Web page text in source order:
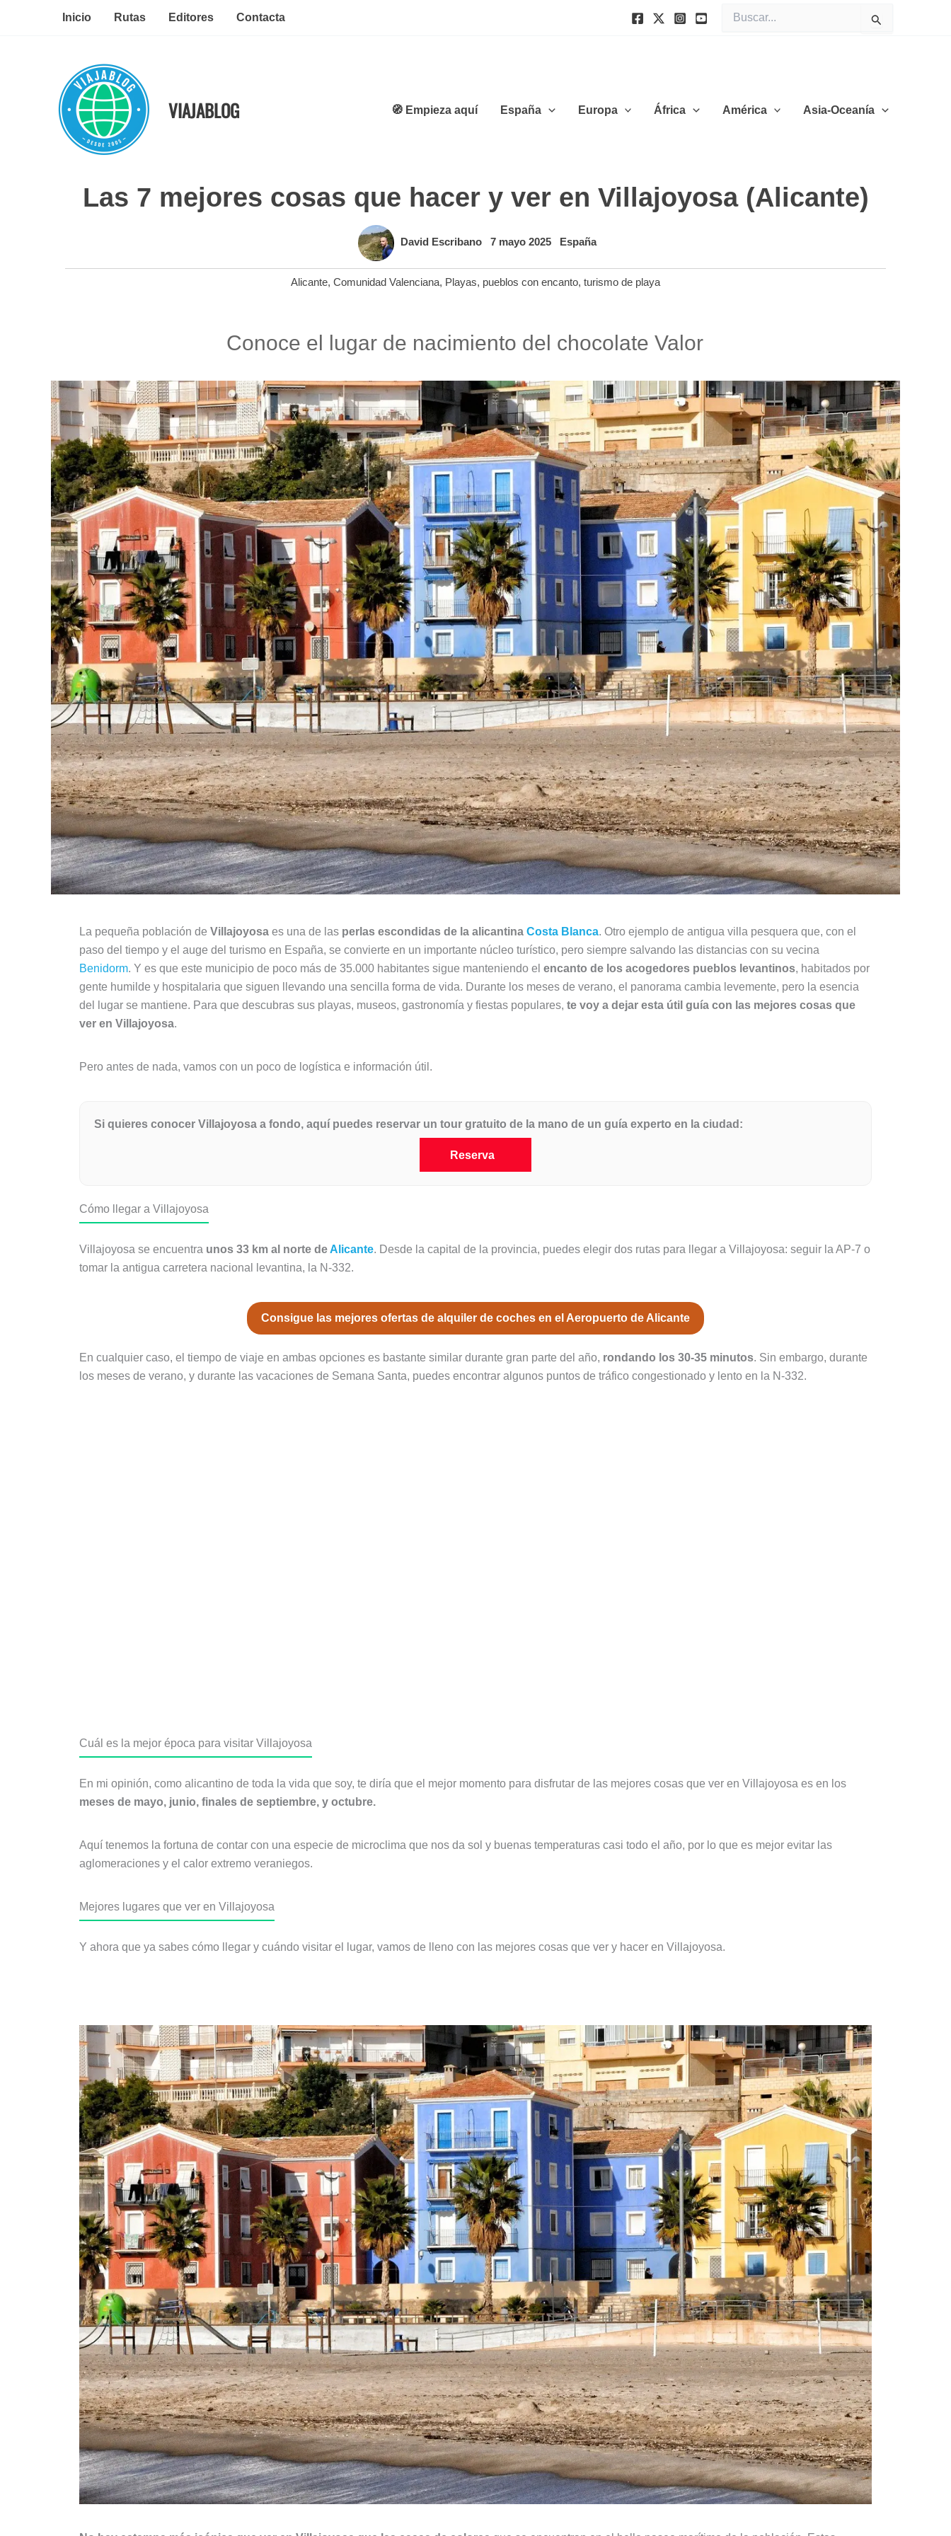
Inicio Rutas Editores Contacta
por:
VIAJABLOG 🧭 Empieza aquí España Europa África América Asia-Oceanía
Las 7 mejores cosas que hacer y ver en Villajoyosa (Alicante)
David Escribano 7 mayo 2025 España
Alicante, Comunidad Valenciana, Playas, pueblos con encanto, turismo de playa
Conoce el lugar de nacimiento del chocolate Valor
La pequeña población de Villajoyosa es una de las perlas escondidas de la alicantina Costa Blanca. Otro ejemplo de antigua villa pesquera que, con el
paso del tiempo y el auge del turismo en España, se convierte en un importante núcleo turístico, pero siempre salvando las distancias con su vecina
Benidorm. Y es que este municipio de poco más de 35.000 habitantes sigue manteniendo el encanto de los acogedores pueblos levantinos, habitados por
gente humilde y hospitalaria que siguen llevando una sencilla forma de vida. Durante los meses de verano, el panorama cambia levemente, pero la esencia
del lugar se mantiene. Para que descubras sus playas, museos, gastronomía y fiestas populares, te voy a dejar esta útil guía con las mejores cosas que
ver en Villajoyosa.
Pero antes de nada, vamos con un poco de logística e información útil.
Si quieres conocer Villajoyosa a fondo, aquí puedes reservar un tour gratuito de la mano de un guía experto en la ciudad:
Reserva
Cómo llegar a Villajoyosa
Villajoyosa se encuentra unos 33 km al norte de Alicante. Desde la capital de la provincia, puedes elegir dos rutas para llegar a Villajoyosa: seguir la AP-7 o
tomar la antigua carretera nacional levantina, la N-332.
Consigue las mejores ofertas de alquiler de coches en el Aeropuerto de Alicante
En cualquier caso, el tiempo de viaje en ambas opciones es bastante similar durante gran parte del año, rondando los 30-35 minutos. Sin embargo, durante
los meses de verano, y durante las vacaciones de Semana Santa, puedes encontrar algunos puntos de tráfico congestionado y lento en la N-332.
Cuál es la mejor época para visitar Villajoyosa
En mi opinión, como alicantino de toda la vida que soy, te diría que el mejor momento para disfrutar de las mejores cosas que ver en Villajoyosa es en los
meses de mayo, junio, finales de septiembre, y octubre.
Aquí tenemos la fortuna de contar con una especie de microclima que nos da sol y buenas temperaturas casi todo el año, por lo que es mejor evitar las
aglomeraciones y el calor extremo veraniegos.
Mejores lugares que ver en Villajoyosa
Y ahora que ya sabes cómo llegar y cuándo visitar el lugar, vamos de lleno con las mejores cosas que ver y hacer en Villajoyosa.